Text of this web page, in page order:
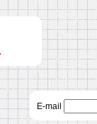
E-mail